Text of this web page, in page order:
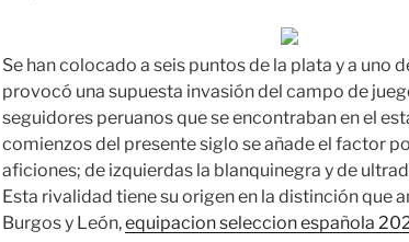
Se han colocado a seis puntos de la plata y a uno
provocó una supuesta invasión del campo de
seguidores peruanos que se encontraban en el
comienzos del presente siglo se añade el factor
aficiones; de izquierdas la blanquinegra y de
Esta rivalidad tiene su origen en la distinción que
Burgos y León,equipacion seleccion española